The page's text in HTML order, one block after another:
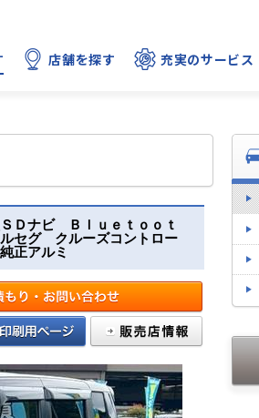
店舗を探す 充実のサービス
Ｄナビ Ｂｌｕｅｔｏｏｔ
セグ クルーズコントロー
正アルミ